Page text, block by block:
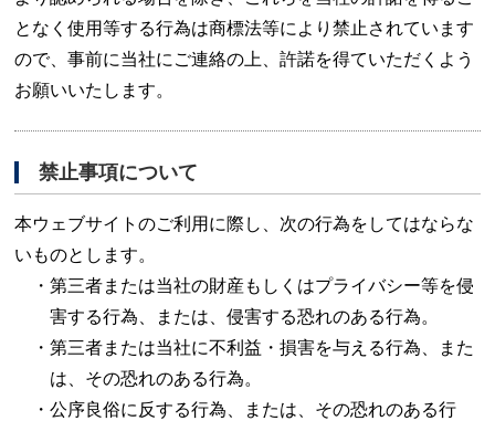
となく使用等する行為は商標法等により禁止されています
ので、事前に当社にご連絡の上、許諾を得ていただくよう
お願いいたします。
禁止事項について
本ウェブサイトのご利用に際し、次の行為をしてはならな
いものとします。
第三者または当社の財産もしくはプライバシー等を侵
害する行為、または、侵害する恐れのある行為。
第三者または当社に不利益・損害を与える行為、また
は、その恐れのある行為。
公序良俗に反する行為、または、その恐れのある行